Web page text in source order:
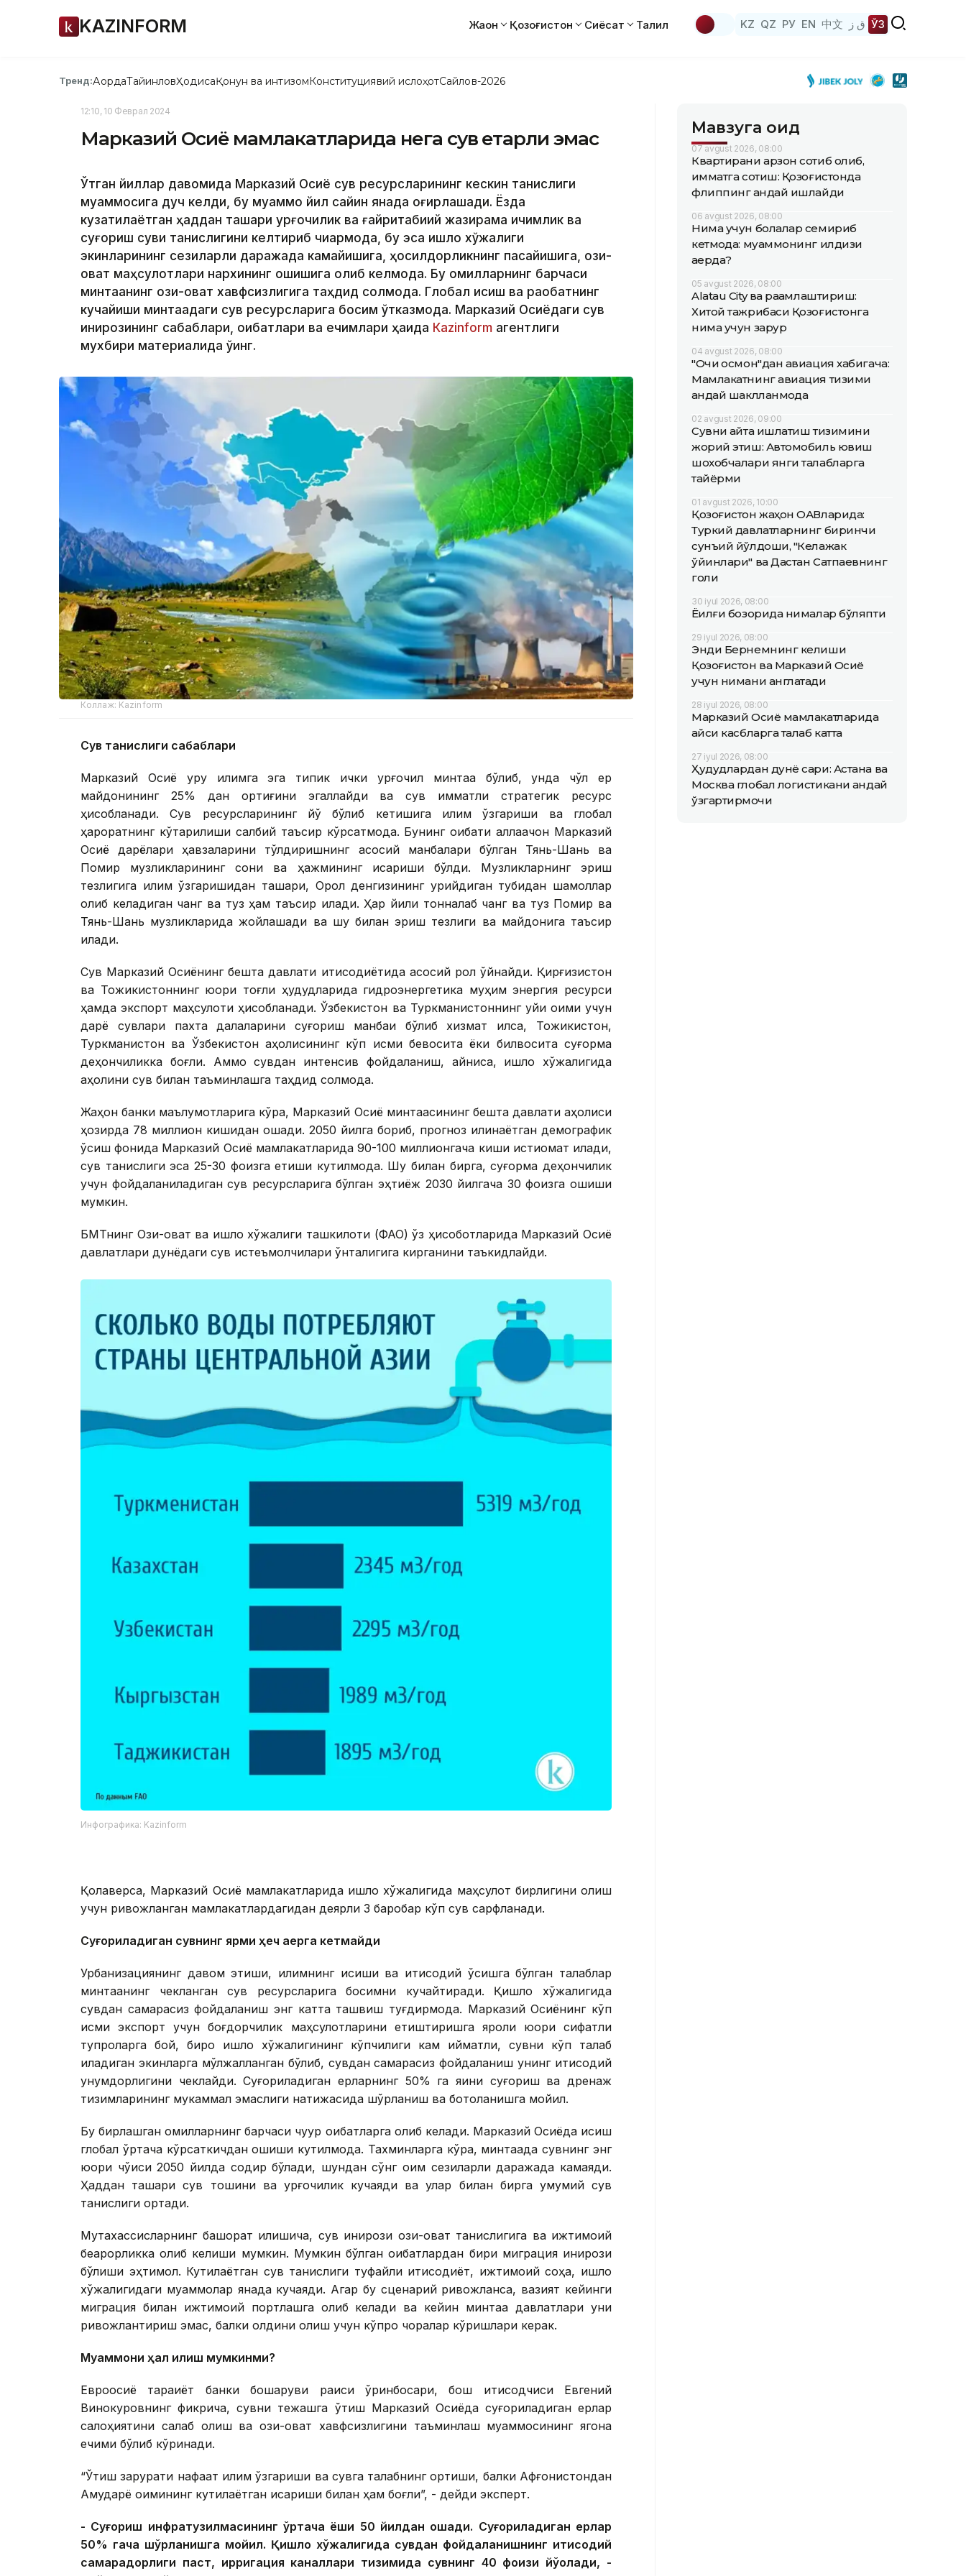
KAZINFORM Жаҳон Қозоғистон Сиёсат Таҳлил KZ QZ РУ EN 中文 ق ز ЎЗ
Тренд:АқордаТайинловҲодисаҚонун ва интизомКонституциявий ислоҳотСайлов-2026
12:10, 10 Феврал 2024
Марказий Осиё мамлакатларида нега сув етарли эмас
Ўтган йиллар давомида Марказий Осиё сув ресурсларининг кескин танқислиги
муаммосига дуч келди, бу муаммо йил сайин янада оғирлашади. Ёзда
кузатилаётган ҳаддан ташқари қурғоқчилик ва ғайритабиий жазирама ичимлик ва
суғориш суви танқислигини келтириб чиқармоқда, бу эса қишлоқ хўжалиги
экинларининг сезиларли даражада камайишига, ҳосилдорликнинг пасайишига, озиқ-
овқат маҳсулотлари нархининг ошишига олиб келмоқда. Бу омилларнинг барчаси
минтақанинг озиқ-овқат хавфсизлигига таҳдид солмоқда. Глобал исиш ва рақобатнинг
кучайиши минтақадаги сув ресурсларига босим ўтказмоқда. Марказий Осиёдаги сув
инқирозининг сабаблари, оқибатлари ва ечимлари ҳақида Кazinform агентлиги
мухбири материалида ўқинг.
Коллаж: Kazinform
Сув танқислиги сабаблари
Марказий Осиё қуруқ иқлимга эга типик ички қурғоқчил минтақа бўлиб, унда чўл ер
майдонининг 25% дан ортиғини эгаллайди ва сув қимматли стратегик ресурс
ҳисобланади. Сув ресурсларининг йўқ бўлиб кетишига иқлим ўзгариши ва глобал
ҳароратнинг кўтарилиши салбий таъсир кўрсатмоқда. Бунинг оқибати аллақачон Марказий
Осиё дарёлари ҳавзаларини тўлдиришнинг асосий манбалари бўлган Тянь-Шань ва
Помир музликларининг сони ва ҳажмининг қисқариши бўлди. Музликларнинг эриш
тезлигига иқлим ўзгаришидан ташқари, Орол денгизининг қурийдиган тубидан шамоллар
олиб келадиган чанг ва туз ҳам таъсир қилади. Ҳар йили тонналаб чанг ва туз Помир ва
Тянь-Шань музликларида жойлашади ва шу билан эриш тезлиги ва майдонига таъсир
қилади.
Сув Марказий Осиёнинг бешта давлати иқтисодиётида асосий рол ўйнайди. Қирғизистон
ва Тожикистоннинг юқори тоғли ҳудудларида гидроэнергетика муҳим энергия ресурси
ҳамда экспорт маҳсулоти ҳисобланади. Ўзбекистон ва Туркманистоннинг қуйи оқими учун
дарё сувлари пахта далаларини суғориш манбаи бўлиб хизмат қилса, Тожикистон,
Туркманистон ва Ўзбекистон аҳолисининг кўп қисми бевосита ёки билвосита суғорма
деҳқончиликка боғлиқ. Аммо сувдан интенсив фойдаланиш, айниқса, қишлоқ хўжалигида
аҳолини сув билан таъминлашга таҳдид солмоқда.
Жаҳон банки маълумотларига кўра, Марказий Осиё минтақасининг бешта давлати аҳолиси
ҳозирда 78 миллион кишидан ошади. 2050 йилга бориб, прогноз қилинаётган демографик
ўсиш фонида Марказий Осиё мамлакатларида 90-100 миллионгача киши истиқомат қилади,
сув танқислиги эса 25-30 фоизга етиши кутилмоқда. Шу билан бирга, суғорма деҳқончилик
учун фойдаланиладиган сув ресурсларига бўлган эҳтиёж 2030 йилгача 30 фоизга ошиши
мумкин.
БМТнинг Озиқ-овқат ва қишлоқ хўжалиги ташкилоти (ФАО) ўз ҳисоботларида Марказий Осиё
давлатлари дунёдаги сув истеъмолчилари ўнталигига кирганини таъкидлайди.
Инфографика: Kazinform
Қолаверса, Марказий Осиё мамлакатларида қишлоқ хўжалигида маҳсулот бирлигини олиш
учун ривожланган мамлакатлардагидан деярли 3 баробар кўп сув сарфланади.
Суғориладиган сувнинг ярми ҳеч қаерга кетмайди
Урбанизациянинг давом этиши, иқлимнинг исиши ва иқтисодий ўсишга бўлган талаблар
минтақанинг чекланган сув ресурсларига босимни кучайтиради. Қишлоқ хўжалигида
сувдан самарасиз фойдаланиш энг катта ташвиш туғдирмоқда. Марказий Осиёнинг кўп
қисми экспорт учун боғдорчилик маҳсулотларини етиштиришга яроқли юқори сифатли
тупроқларга бой, бироқ қишлоқ хўжалигининг кўпчилиги кам қийматли, сувни кўп талаб
қиладиган экинларга мўлжалланган бўлиб, сувдан самарасиз фойдаланиш унинг иқтисодий
унумдорлигини чеклайди. Суғориладиган ерларнинг 50% га яқини суғориш ва дренаж
тизимларининг мукаммал эмаслиги натижасида шўрланиш ва ботқоқланишга мойил.
Бу бирлашган омилларнинг барчаси чуқур оқибатларга олиб келади. Марказий Осиёда исиш
глобал ўртача кўрсаткичдан ошиши кутилмоқда. Тахминларга кўра, минтақада сувнинг энг
юқори чўққиси 2050 йилда содир бўлади, шундан сўнг оқим сезиларли даражада камаяди.
Ҳаддан ташқари сув тошқини ва қурғоқчилик кучаяди ва улар билан бирга умумий сув
танқислиги ортади.
Мутахассисларнинг башорат қилишича, сув инқирози озиқ-овқат танқислигига ва ижтимоий
беқарорликка олиб келиши мумкин. Мумкин бўлган оқибатлардан бири миграция инқирози
бўлиши эҳтимол. Кутилаётган сув танқислиги туфайли иқтисодиёт, ижтимоий соҳа, қишлоқ
хўжалигидаги муаммолар янада кучаяди. Агар бу сценарий ривожланса, вазият кейинги
миграция билан ижтимоий портлашга олиб келади ва кейин минтақа давлатлари уни
ривожлантириш эмас, балки олдини олиш учун кўпроқ чоралар кўришлари керак.
Муаммони ҳал қилиш мумкинми?
Евроосиё тараққиёт банки бошқаруви раиси ўринбосари, бош иқтисодчиси Евгений
Винокуровнинг фикрича, сувни тежашга ўтиш Марказий Осиёда суғориладиган ерлар
салоҳиятини сақлаб қолиш ва озиқ-овқат хавфсизлигини таъминлаш муаммосининг ягона
ечими бўлиб кўринади.
“Ўтиш зарурати нафақат иқлим ўзгариши ва сувга талабнинг ортиши, балки Афғонистондан
Амударё оқимининг кутилаётган қисқариши билан ҳам боғлиқ”, - дейди эксперт.
- Суғориш инфратузилмасининг ўртача ёши 50 йилдан ошади. Суғориладиган ерлар
50% гача шўрланишга мойил. Қишлоқ хўжалигида сувдан фойдаланишнинг иқтисодий
самарадорлиги паст, ирригация каналлари тизимида сувнинг 40 фоизи йўқолади, -
Мавзуга оид
07 avgust 2026, 08:00
Квартирани арзон сотиб олиб,
қимматга сотиш: Қозоғистонда
флиппинг қандай ишлайди
06 avgust 2026, 08:00
Нима учун болалар семириб
кетмоқда: муаммонинг илдизи
қаерда?
05 avgust 2026, 08:00
Alatau City ва рақамлаштириш:
Хитой тажрибаси Қозоғистонга
нима учун зарур
04 avgust 2026, 08:00
"Очиқ осмон"дан авиация хабигача:
Мамлакатнинг авиация тизими
қандай шаклланмоқда
02 avgust 2026, 09:00
Сувни қайта ишлатиш тизимини
жорий этиш: Автомобиль ювиш
шохобчалари янги талабларга
тайёрми
01 avgust 2026, 10:00
Қозоғистон жаҳон ОАВларида:
Туркий давлатларнинг биринчи
сунъий йўлдоши, "Келажак
ўйинлари" ва Дастан Сатпаевнинг
голи
30 iyul 2026, 08:00
Ёқилғи бозорида нималар бўляпти
29 iyul 2026, 08:00
Энди Бернемнинг келиши
Қозоғистон ва Марказий Осиё
учун нимани англатади
28 iyul 2026, 08:00
Марказий Осиё мамлакатларида
қайси касбларга талаб катта
27 iyul 2026, 08:00
Ҳудудлардан дунё сари: Астана ва
Москва глобал логистикани қандай
ўзгартирмоқчи